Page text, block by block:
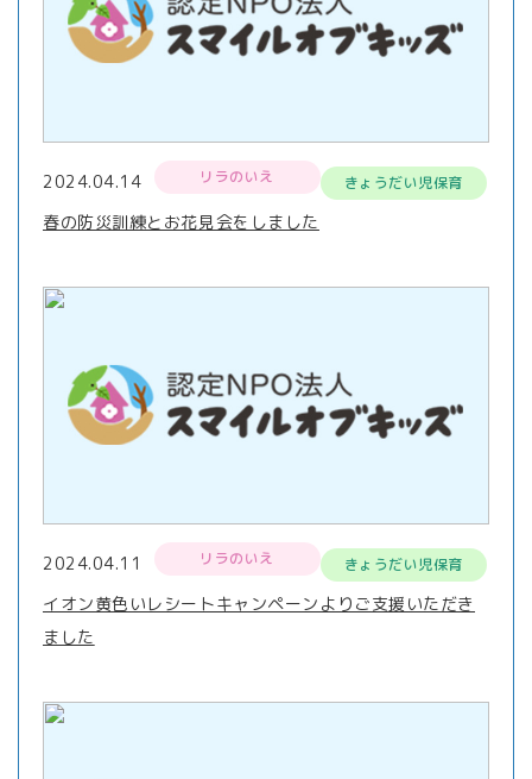
2024.04.14 リラのいえ きょうだい児保育
春の防災訓練とお花見会をしました
2024.04.11 リラのいえ きょうだい児保育
イオン黄色いレシートキャンペーンよりご支援いただき
ました